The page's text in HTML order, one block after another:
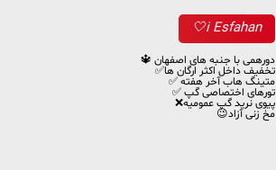
1 899 members, 248 online
i Esfahan🤍
دورهمی با جنبه های اصفهان 🔱
تخفیف داخل اکثر ارگان ها✅️
متینگ هاب آخر هفته ✅️
تورهای اختصاصی گپ ✅️
پیوی نرید گپ عمومیه❌️
مخ زنی آزاد😉